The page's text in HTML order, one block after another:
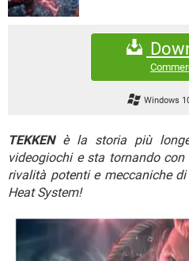
TIKTOK
INTRATTENIMENTO
HARDWARE
INSTAGRAM
TIKTOK
HARDWARE
Windows
TEKKENè la storia più
videogiochi e sta tornando
rivalità potenti e meccaniche
Heat System!